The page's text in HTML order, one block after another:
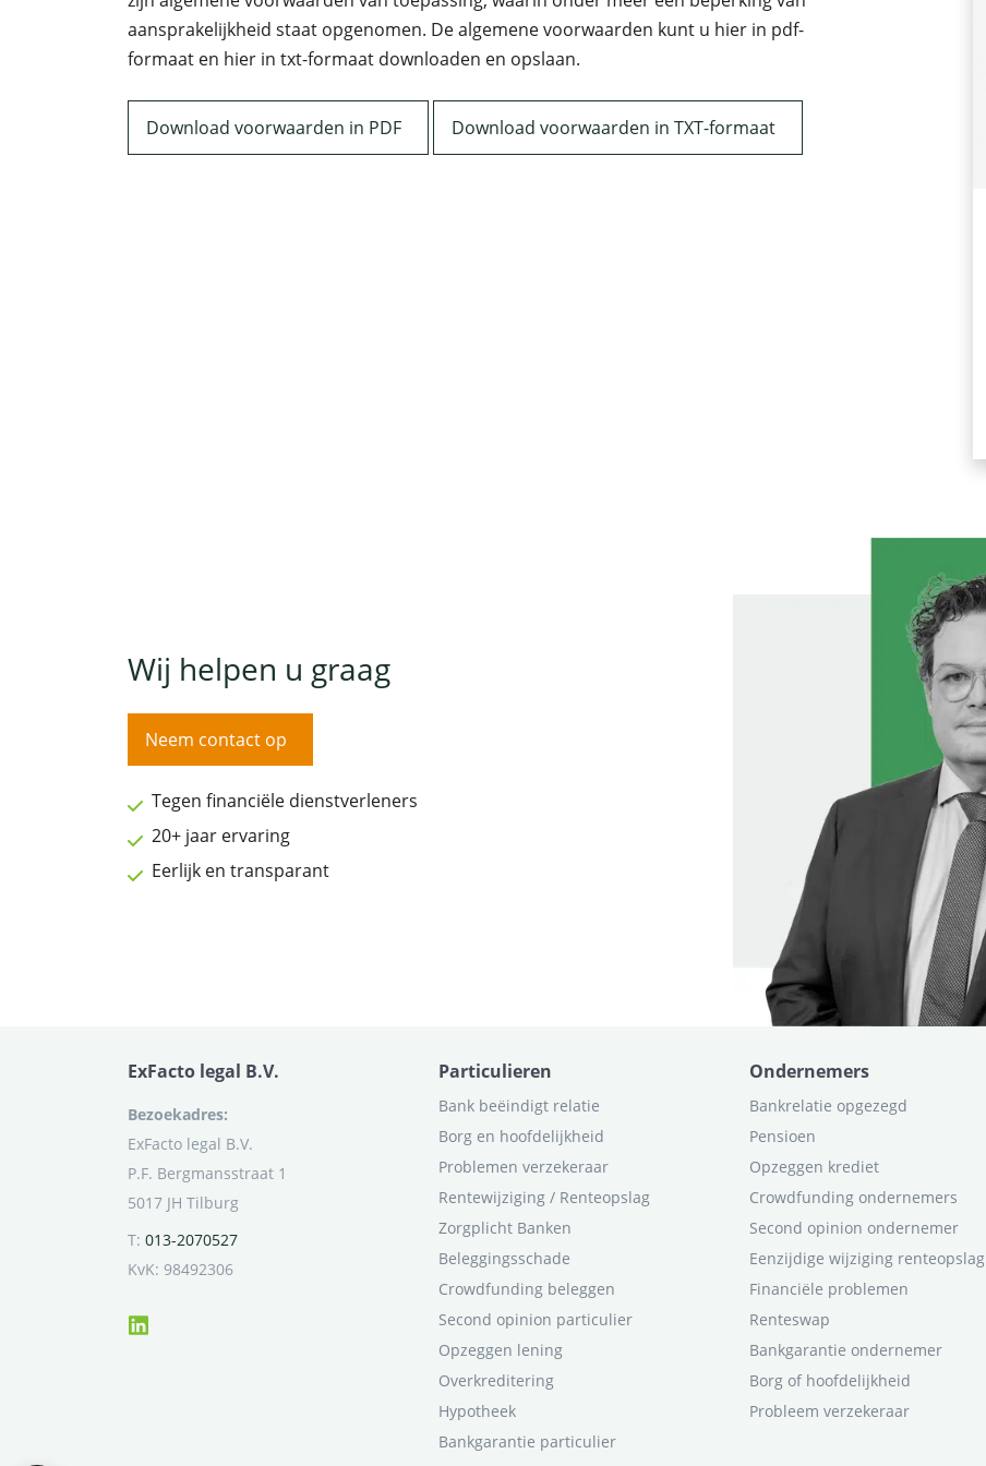
aansprakelijkheid staat opgenomen. De algemene voorwaarden kunt u hier in pdf-
formaat en hier in txt-formaat downloaden en opslaan.
Download voorwaarden in PDF Download voorwaarden in TXT-formaat
Wij helpen u graag
Neem contact op
Tegen financiële dienstverleners
20+ jaar ervaring
Eerlijk en transparant
ExFacto legal B.V.
Bezoekadres:
ExFacto legal B.V.
P.F. Bergmansstraat 1
5017 JH Tilburg
T: 013-2070527
KvK: 98492306
Particulieren
Bank beëindigt relatie
Borg en hoofdelijkheid
Problemen verzekeraar
Rentewijziging / Renteopslag
Zorgplicht Banken
Beleggingsschade
Crowdfunding beleggen
Second opinion particulier
Opzeggen lening
Overkreditering
Hypotheek
Bankgarantie particulier
Ondernemers
Bankrelatie opgezegd
Pensioen
Opzeggen krediet
Crowdfunding ondernemers
Second opinion ondernemer
Eenzijdige wijziging renteopslag
Financiële problemen
Renteswap
Bankgarantie ondernemer
Borg of hoofdelijkheid
Probleem verzekeraar